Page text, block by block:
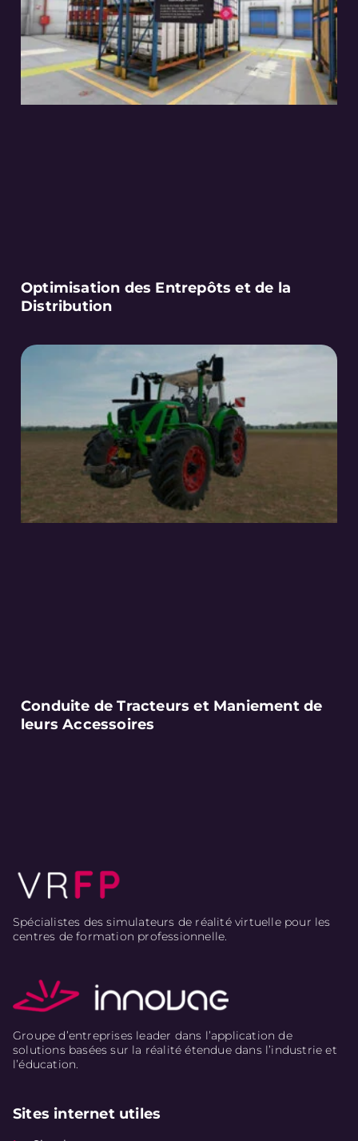
Optimisation des Entrepôts et de la
Distribution
Conduite de Tracteurs et Maniement de
leurs Accessoires
Spécialistes des simulateurs de réalité virtuelle pour les
centres de formation professionnelle.
Groupe d’entreprises leader dans l’application de
solutions basées sur la réalité étendue dans l’industrie et
l’éducation.
Sites internet utiles